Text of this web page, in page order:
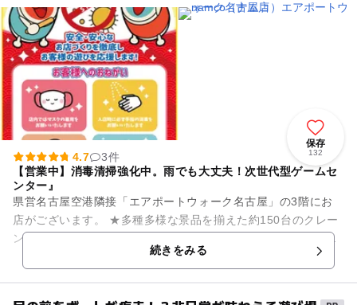
保存
132
4.7
3件
【営業中】消毒清掃強化中。雨でも大丈夫！次世代型ゲームセ
ンター』
県営名古屋空港隣接「エアポートウォーク名古屋」の3階にお
店がございます。 ★多種多様な景品を揃えた約150台のクレー
ンゲーム、みんなでワイワイ楽しめるアーケードゲームや音楽
続きをみる